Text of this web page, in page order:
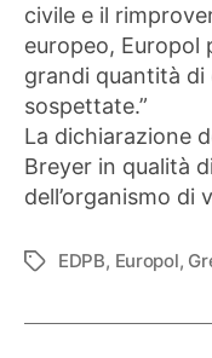
civile e il
europeo, Europol
grandi quantità di
sospettate.”
La dichiarazione
Breyer in qualità
dell’organismo di
Tag EDPB, Europol,